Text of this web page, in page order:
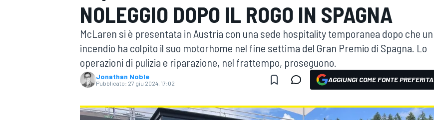
MOTOGP WEC
NOLEGGIO DOPO IL ROGO IN SPAGNA
McLaren si è presentata in Austria con una sede hospitality temporanea dopo che un
incendio ha colpito il suo motorhome nel fine settima del Gran Premio di Spagna. Lo
operazioni di pulizia e riparazione, nel frattempo, proseguono.
Jonathan Noble
Pubblicato: 27 giu 2024, 17:02 AGGIUNGI COME FONTE PREFERITA